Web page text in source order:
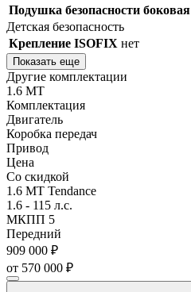
Подушка безопасности боковая
Детская безопасность
Крепление ISOFIX нет
Показать еще
Другие комплектации
1.6 MT
Комплектация
Двигатель
Коробка передач
Привод
Цена
Со скидкой
1.6 MT Tendance
1.6 - 115 л.с.
МКПП 5
Передний
909 000 ₽
от 570 000 ₽